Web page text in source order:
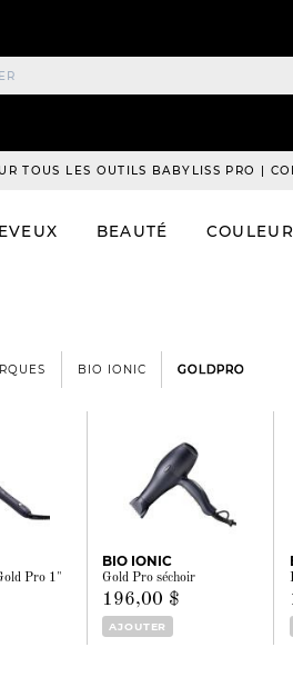
TOUS LES OUTILS BABYLISS PRO |
BEAUTÉ COULEUR
BIO IONIC GOLDPRO
Pro 1"
BIO IONIC
Gold Pro séchoir
196,00 $
AJOUTER